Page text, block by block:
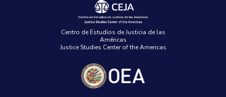
Centro de Estudios de Justicia de las
Américas
Justice Studies Center of the Americas